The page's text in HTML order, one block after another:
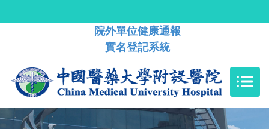
院外單位健康通報
實名登記系統